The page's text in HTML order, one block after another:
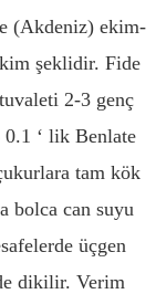
(Akdeniz) ekim-
şeklidir. Fide
2-3 genç
0.1 ‘ lik Benlate
tam kök
bolca can suyu
üçgen
dikilir. Verim